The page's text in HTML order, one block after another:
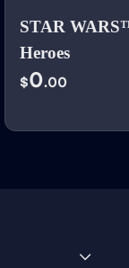
STAR
Heroes
$0.00